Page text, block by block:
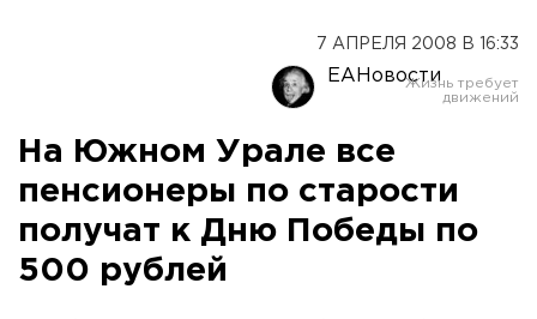
7 АПРЕЛЯ 2008 В 16:33
ЕАНовости
На Южном Урале все
пенсионеры по старости
получат к Дню Победы по
500 рублей